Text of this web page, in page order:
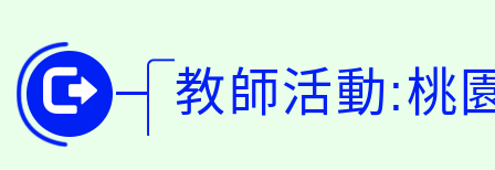
代理(課)教師甄選結果(
公告本校115學年度第
代理(課)教師甄選結果(
轉知中國文化大學推廣
教師活動:桃